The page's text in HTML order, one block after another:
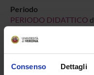
Consenso Dettagli
Periodo
PERIODO DIDATTICO